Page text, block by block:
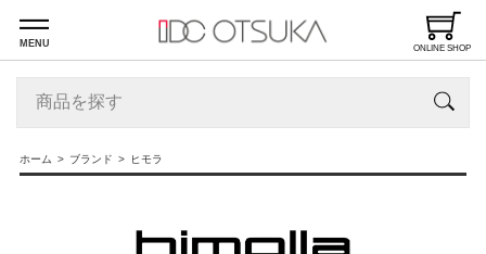
MENU ONLINE SHOP
ホーム ブランド ヒモラ